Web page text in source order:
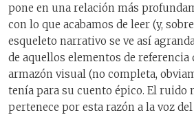
pone en una relación más
con lo que acabamos de leer (y,
esqueleto narrativo se ve así
de aquellos elementos de referencia
armazón visual (no completa,
tenía para su cuento épico. El ruido
pertenece por esta razón a la voz